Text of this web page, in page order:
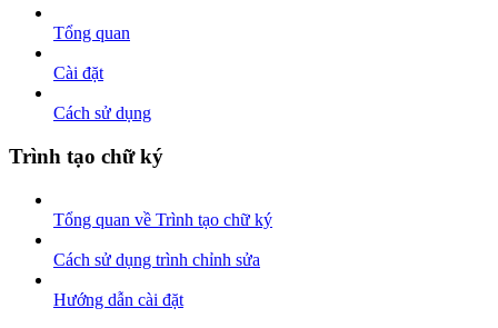
Tổng quan
Cài đặt
Cách sử dụng
Trình tạo chữ ký
Tổng quan về Trình tạo chữ ký
Cách sử dụng trình chỉnh sửa
Hướng dẫn cài đặt